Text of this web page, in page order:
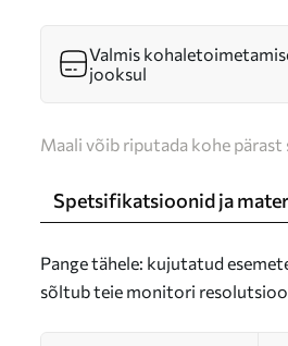
Valmis
jooksul
Maali võib riputada kohe
Spetsifikatsioonid ja
Pange tähele: kujutatud
sõltub teie monitori